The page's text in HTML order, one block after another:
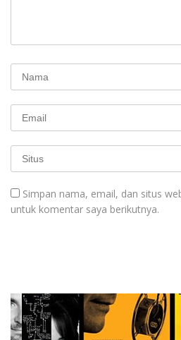
Simpan nama, email, dan situs
untuk komentar saya berikutnya.